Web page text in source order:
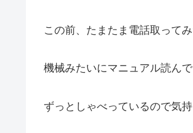
この前、たまたま電話取って
機械みたいにマニュアル読ん
ずっとしゃべっているので気